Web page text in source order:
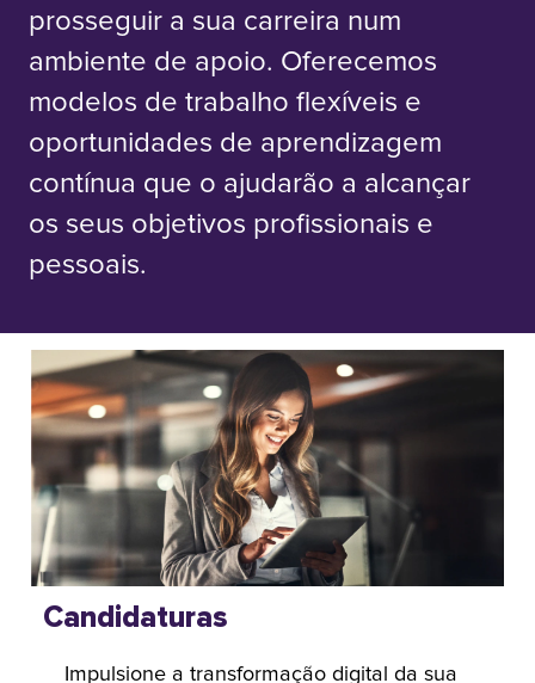
prosseguir a sua carreira num
ambiente de apoio. Oferecemos
modelos de trabalho flexíveis e
oportunidades de aprendizagem
contínua que o ajudarão a alcançar
os seus objetivos profissionais e
pessoais.
Candidaturas
Impulsione a transformação digital da sua